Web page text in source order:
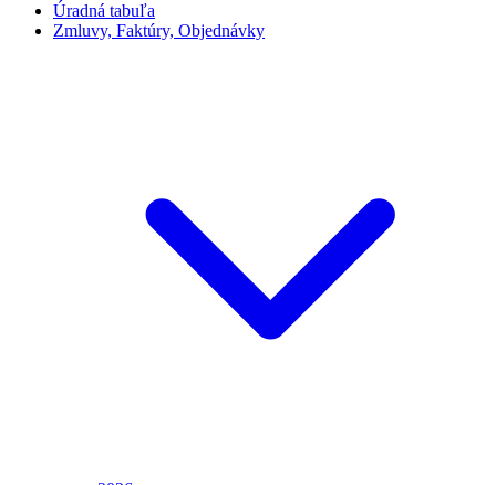
Úradná tabuľa
Zmluvy, Faktúry, Objednávky